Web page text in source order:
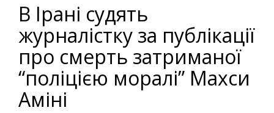
В Ірані судять
журналістку за публікації
про смерть затриманої
“поліцією моралі” Махси
Аміні